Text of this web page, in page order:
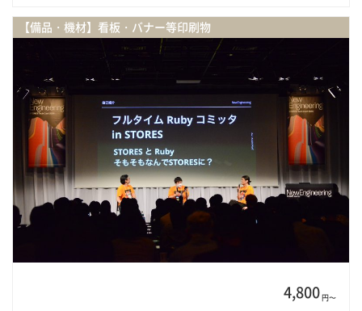
【備品・機材】看板・バナー等印刷物
4,800円〜